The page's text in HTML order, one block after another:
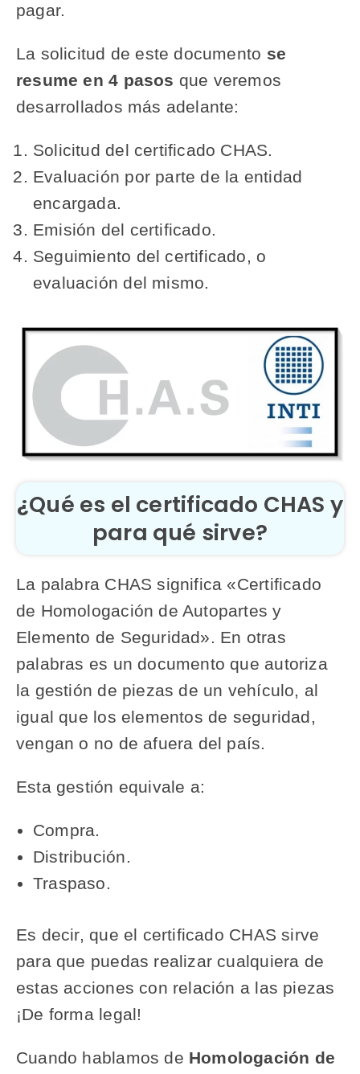
pagar.
La solicitud de este documento se
resume en 4 pasos que veremos
desarrollados más adelante:
Solicitud del certificado CHAS.
Evaluación por parte de la entidad
encargada.
Emisión del certificado.
Seguimiento del certificado, o
evaluación del mismo.
¿Qué es el certificado CHAS y
para qué sirve?
La palabra CHAS significa «Certificado
de Homologación de Autopartes y
Elemento de Seguridad». En otras
palabras es un documento que autoriza
la gestión de piezas de un vehículo, al
igual que los elementos de seguridad,
vengan o no de afuera del país.
Esta gestión equivale a:
Compra.
Distribución.
Traspaso.
Es decir, que el certificado CHAS sirve
para que puedas realizar cualquiera de
estas acciones con relación a las piezas
¡De forma legal!
Cuando hablamos de Homologación de